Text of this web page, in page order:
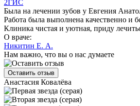
2ГИС
Была на лечении зубов у Евгения
Работа была выполнена качественно и
Клиника чистая и уютная, приду
О враче:
Никитин Е. А.
Нам важно, что вы о нас думаете
Оставить отзыв
Анастасия Ковалёва